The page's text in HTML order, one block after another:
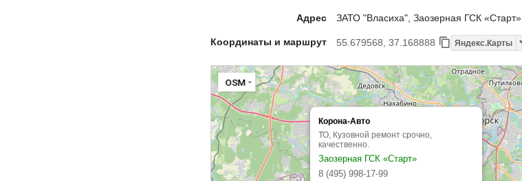
Адрес ЗАТО "Власиха", Заозерная ГСК «Старт»
Координаты и маршрут 55.679568, 37.168888 Яндекс.Карты
Корона-Авто
ТО, Кузовной ремонт срочно,
качественно.
Заозерная ГСК «Старт»
8 (495) 998-17-99
OSM